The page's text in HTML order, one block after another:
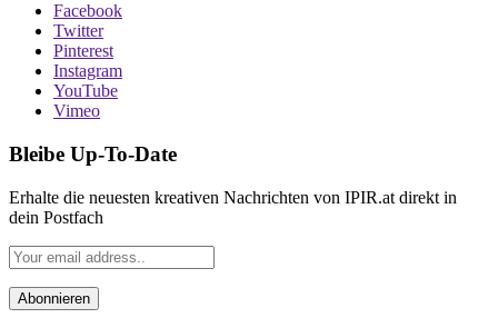
Facebook
Twitter
Pinterest
Instagram
YouTube
Vimeo
Bleibe Up-To-Date
Erhalte die neuesten kreativen Nachrichten von IPIR.at direkt in
dein Postfach